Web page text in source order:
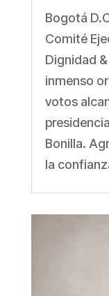
Bogotá
Comité
Dignidad
inmenso
votos
Bonilla.
la